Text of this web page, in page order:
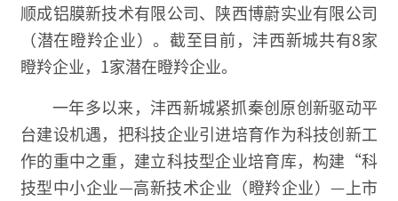
顺成铝膜新技术有限公司、陕西博蔚实业有限公司
（潜在瞪羚企业）。截至目前，沣西新城共有8家
瞪羚企业，1家潜在瞪羚企业。
一年多以来，沣西新城紧抓秦创原创新驱动平
台建设机遇，把科技企业引进培育作为科技创新工
作的重中之重，建立科技型企业培育库，构建“科
技型中小企业—高新技术企业（瞪羚企业）—上市